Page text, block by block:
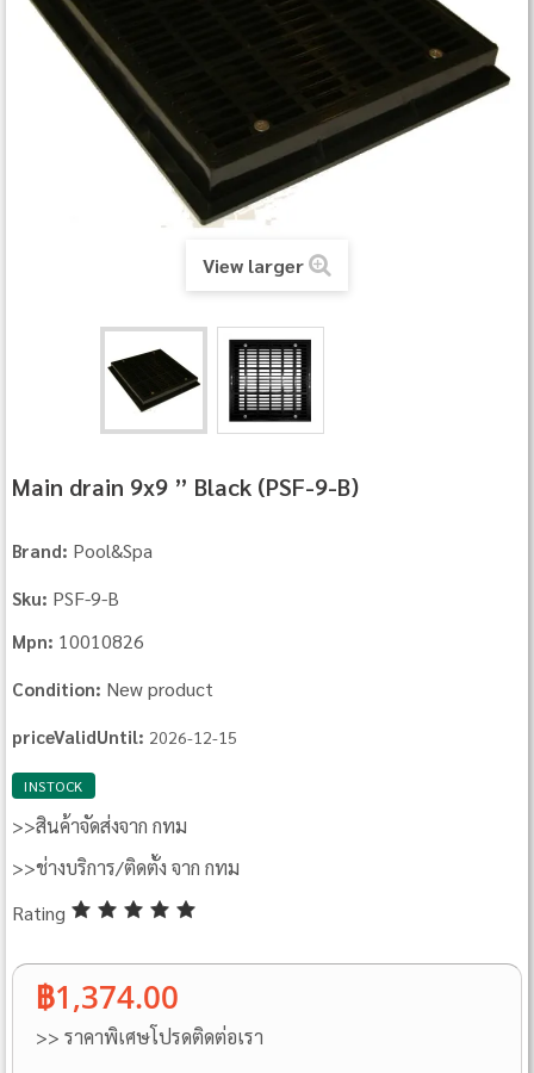
View larger
Main drain 9x9 ” Black (PSF‐9‐B)
Brand: Pool&Spa
Sku: PSF‐9‐B
Mpn: 10010826
Condition: New product
priceValidUntil: 2026-12-15
INSTOCK
>>สินค้าจัดส่งจาก กทม
>>ช่างบริการ/ติดตั้ง จาก กทม
Rating
฿1,374.00
>> ราคาพิเศษโปรดติดต่อเรา